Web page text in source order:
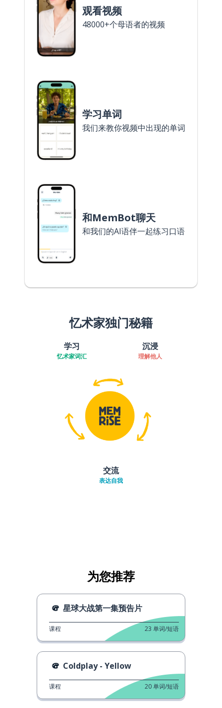
观看视频
48000+个母语者的视频
学习单词
我们来教你视频中出现的单词
和MemBot聊天
和我们的AI语伴一起练习口语
忆术家独门秘籍
学习
忆术家词汇
沉浸
理解他人
交流
表达自我
为您推荐
星球大战第一集预告片
课程 23 单词/短语
Coldplay - Yellow
课程 20单词/短语